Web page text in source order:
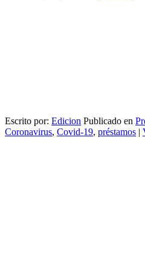
Escrito por: Edicion Publicado en
Coronavirus, Covid-19, préstamos |